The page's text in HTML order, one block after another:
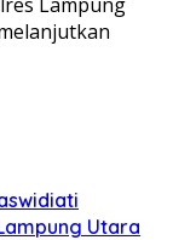
Utara